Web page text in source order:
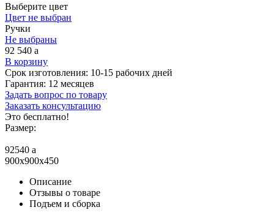
Выберите цвет
Цвет не выбран
Ручки
Не выбраны
92 540 a
В корзину
Срок изготовления: 10-15 рабочих дней
Гарантия: 12 месяцев
Задать вопрос по товару
Заказать консультацию
Это бесплатно!
Размер:
92540 a
900x900x450
Описание
Отзывы о товаре
Подъем и сборка